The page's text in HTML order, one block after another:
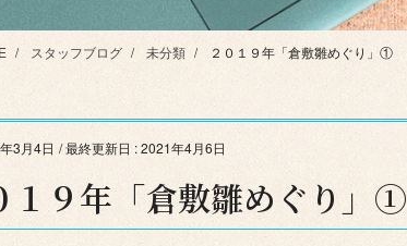
スタッフブログ 未分類 ２０１９年「倉敷雛めぐり」①
3月4日 / 最終更新日 :2021年4月6日
１９年「倉敷雛めぐり」①